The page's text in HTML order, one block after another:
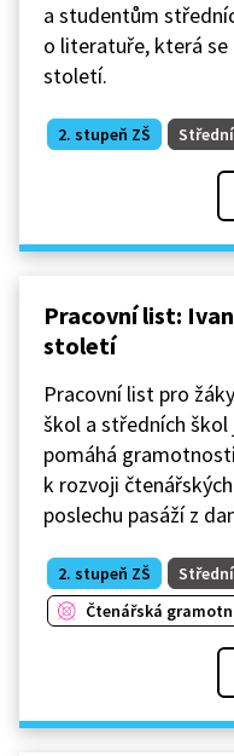
a studentům
o literatuře, která se
století.
2. stupeň ZŠ
Pracovní list:
století
Pracovní list pro
škol a středních
pomáhá
k rozvoji
poslechu pasáží z
2. stupeň ZŠ
Čtenářská